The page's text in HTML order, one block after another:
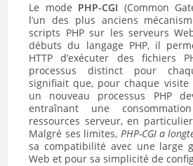
Le mode PHP-CGI (Common
l’un des plus anciens
scripts PHP sur les serveurs
débuts du langage PHP, il
HTTP d’exécuter des fichiers
processus distinct pour
signifiait que, pour chaque visite
un nouveau processus PHP
entraînant une
ressources serveur, en
Malgré ses limites, PHP-CGI a
sa compatibilité avec une large
Web et pour sa simplicité de